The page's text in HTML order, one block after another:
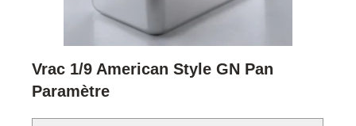
Vrac 1/9 American Style GN Pan
Paramètre